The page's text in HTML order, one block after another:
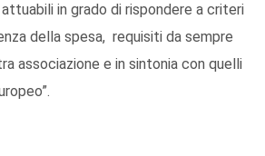
in grado di rispondere a criteri
della spesa, requisiti da sempre
associazione e in sintonia con quelli